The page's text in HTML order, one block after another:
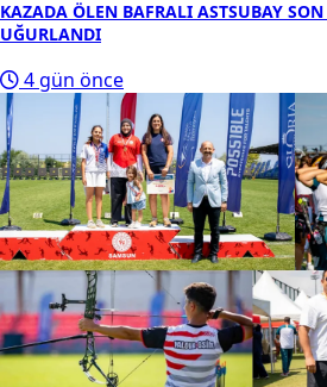
KAZADA ÖLEN BAFRALI ASTSUBAY
UĞURLANDI
4 gün önce